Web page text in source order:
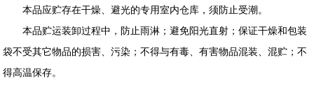
本品应贮存在干燥、避光的专用室内仓库，须防止受潮。
本品贮运装卸过程中，防止雨淋；避免阳光直射；保证干燥和包装
袋不受其它物品的损害、污染；不得与有毒、有害物品混装、混贮；不
得高温保存。